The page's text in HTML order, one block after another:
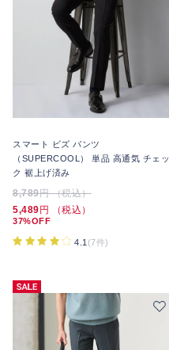
スマート ビズ パンツ
（SUPERCOOL） 単品 高通気 チェッ
ク 裾上げ済み
8,789円 （税込）
5,489円 （税込）
37%OFF
4.1 (7件)